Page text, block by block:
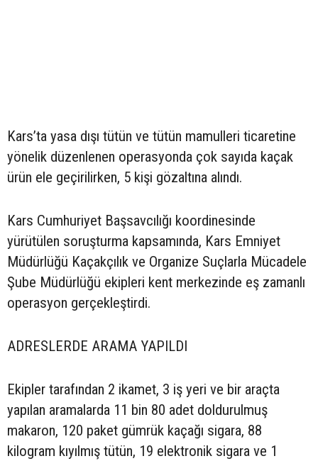
Kars’ta yasa dışı tütün ve tütün mamulleri ticaretine
yönelik düzenlenen operasyonda çok sayıda kaçak
ürün ele geçirilirken, 5 kişi gözaltına alındı.
Kars Cumhuriyet Başsavcılığı koordinesinde
yürütülen soruşturma kapsamında, Kars Emniyet
Müdürlüğü Kaçakçılık ve Organize Suçlarla Mücadele
Şube Müdürlüğü ekipleri kent merkezinde eş zamanlı
operasyon gerçekleştirdi.
ADRESLERDE ARAMA YAPILDI
Ekipler tarafından 2 ikamet, 3 iş yeri ve bir araçta
yapılan aramalarda 11 bin 80 adet doldurulmuş
makaron, 120 paket gümrük kaçağı sigara, 88
kilogram kıyılmış tütün, 19 elektronik sigara ve 1